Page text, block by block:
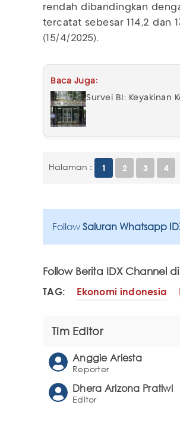
rendah dibandingkan
tercatat sebesar 114,2 dan
(15/4/2025).
Baca Juga:
Survei BI: Keyakinan
Halaman : 1 2 3 4
Follow Saluran Whatsapp
Follow Berita IDX Channel di
TAG: Ekonomi indonesia
Tim Editor
Anggie Ariesta
Reporter
Dhera Arizona Pratiwi
Editor